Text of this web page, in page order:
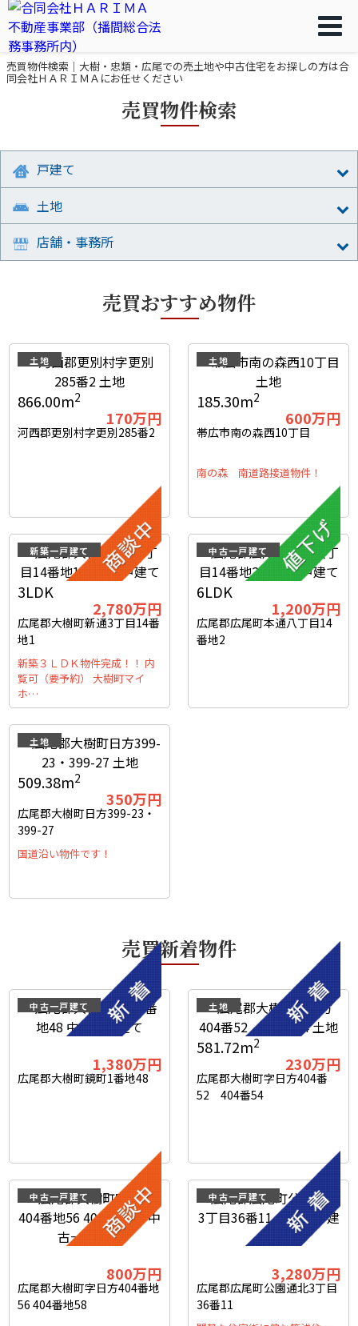
売買物件検索｜大樹・忠類・広尾での売土地や中古住宅をお探しの方は合
同会社ＨＡＲＩＭＡにお任せください
売買物件検索
戸建て
土地
店舗・事務所
売買おすすめ物件
土地
866.00m2
170万円
河西郡更別村字更別285番2
土地
185.30m2
600万円
帯広市南の森西10丁目
南の森 南道路接道物件！
新築一戸建て
3LDK
2,780万円
広尾郡大樹町新通3丁目14番
地1
新築３ＬＤＫ物件完成！！ 内
覧可（要予約） 大樹町マイ
ホ…
中古一戸建て
6LDK
1,200万円
広尾郡広尾町本通八丁目14
番地2
土地
509.38m2
350万円
広尾郡大樹町日方399-23・
399-27
国道沿い物件です！
売買新着物件
中古一戸建て
1,380万円
広尾郡大樹町鏡町1番地48
土地
581.72m2
230万円
広尾郡大樹町字日方404番
52 404番54
中古一戸建て
800万円
広尾郡大樹町字日方404番地
56 404番地58
中古一戸建て
3,280万円
広尾郡広尾町公園通北3丁目
36番11